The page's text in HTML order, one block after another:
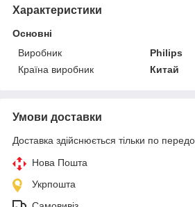
Характеристики
Основні
Виробник
Philips
Країна виробник
Китай
Умови доставки
Доставка здійснюється тільки по
Нова Пошта
Укрпошта